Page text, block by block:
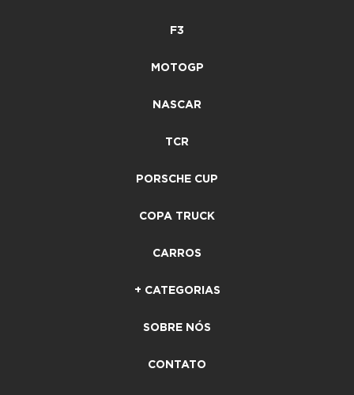
F3
MOTOGP
NASCAR
TCR
PORSCHE CUP
COPA TRUCK
CARROS
+ CATEGORIAS
SOBRE NÓS
CONTATO